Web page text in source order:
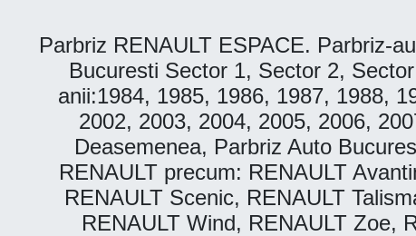
Parbriz RENAULT ESPACE. Parbriz-
Bucuresti Sector 1, Sector 2,
anii:1984, 1985, 1986, 1987, 1988,
2002, 2003, 2004, 2005, 2006,
Deasemenea, Parbriz Auto
RENAULT precum: RENAULT
RENAULT Scenic, RENAULT
RENAULT Wind, RENAULT Zoe,